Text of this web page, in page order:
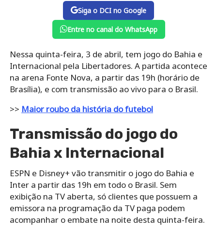
Siga o DCI no Google
Entre no canal do WhatsApp
Nessa quinta-feira, 3 de abril, tem jogo do Bahia e
Internacional pela Libertadores. A partida acontece
na arena Fonte Nova, a partir das 19h (horário de
Brasília), e com transmissão ao vivo para o Brasil.
>> Maior roubo da história do futebol
Transmissão do jogo do
Bahia x Internacional
ESPN e Disney+ vão transmitir o jogo do Bahia e
Inter a partir das 19h em todo o Brasil. Sem
exibição na TV aberta, só clientes que possuem a
emissora na programação da TV paga podem
acompanhar o embate na noite desta quinta-feira.